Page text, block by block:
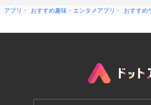
2000=2100
計算式はシャー
-入力桁数は12桁
-計算結果をスワ
-CEをタップす
-テーマの変更が
アプリ おすすめ趣味・エンタメアプリ おすすめ